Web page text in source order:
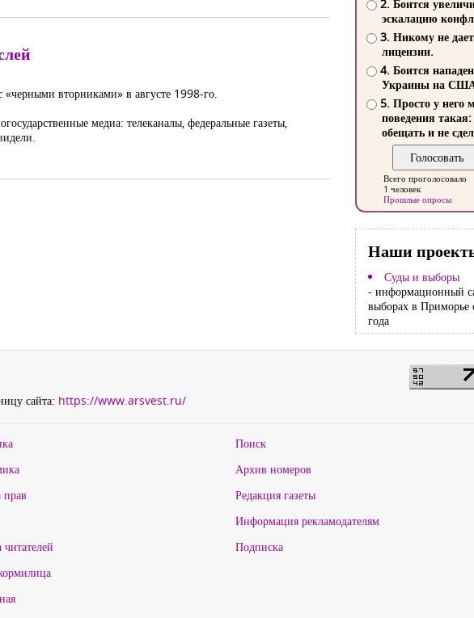
вторниками» в августе 1998-го.
медиа: телеканалы, федеральные газеты,
2. Боится
эскалацию
3. Никому не
лицензии.
4. Боится
Украины на
5. Просто у него
поведения такая:
обещать и не
Всего проголосовало
1 человек
Прошлые опросы
Наши
Суды и выборы
- информационный
выборах в Приморье
года
сайта: https://www.arsvest.ru/
Поиск
Архив номеров
Редакция газеты
Информация рекламодателям
Подписка